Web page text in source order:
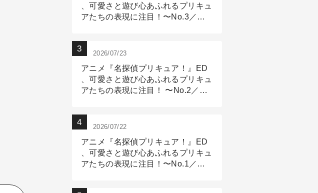
、可愛さと遊び心あふれるプリキュ
アたちの表現に注目！〜No.3／ア
2026/07/23
アニメ『名探偵プリキュア！』ED
、可愛さと遊び心あふれるプリキュ
アたちの表現に注目！ 〜No.2／モ
2026/07/22
アニメ『名探偵プリキュア！』ED
、可愛さと遊び心あふれるプリキュ
アたちの表現に注目！〜No.1／演